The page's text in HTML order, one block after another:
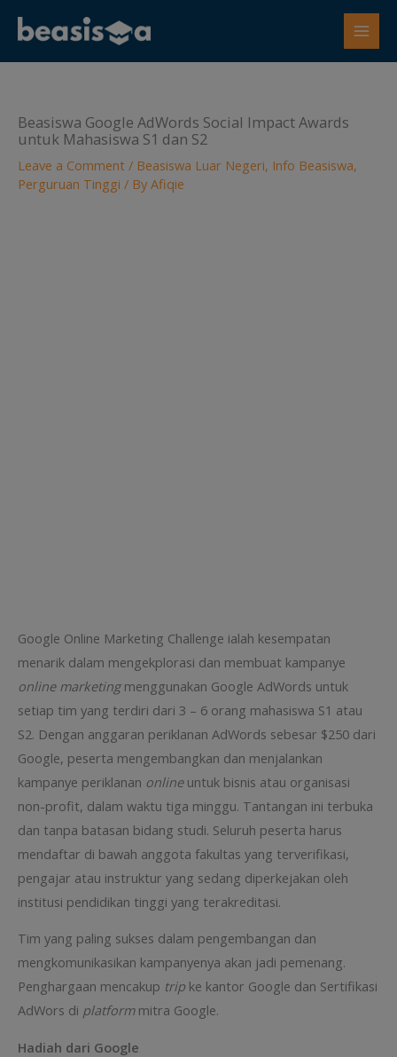
content
Beasiswa Google AdWords Social Impact Awards
untuk Mahasiswa S1 dan S2
Leave a Comment / Beasiswa Luar Negeri, Info Beasiswa,
Perguruan Tinggi / By Afiqie
Google Online Marketing Challenge ialah kesempatan
menarik dalam mengekplorasi dan membuat kampanye
online marketingmenggunakan Google AdWords untuk
setiap tim yang terdiri dari 3 – 6 orang mahasiswa S1 atau
S2. Dengan anggaran periklanan AdWords sebesar $250 dari
Google, peserta mengembangkan dan menjalankan
kampanye periklanan online untuk bisnis atau organisasi
non-profit, dalam waktu tiga minggu. Tantangan ini terbuka
dan tanpa batasan bidang studi. Seluruh peserta harus
mendaftar di bawah anggota fakultas yang terverifikasi,
pengajar atau instruktur yang sedang diperkejakan oleh
institusi pendidikan tinggi yang terakreditasi.
Tim yang paling sukses dalam pengembangan dan
mengkomunikasikan kampanyenya akan jadi pemenang.
Penghargaan mencakup trip ke kantor Google dan Sertifikasi
AdWors di platform mitra Google.
Hadiah dari Google